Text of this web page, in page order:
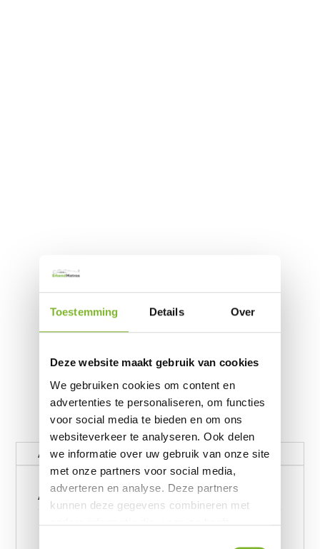
Toestemming Details Over
Deze website maakt gebruik van cookies
We gebruiken cookies om content en
advertenties te personaliseren, om functies
voor social media te bieden en om ons
websiteverkeer te analyseren. Ook delen
we informatie over uw gebruik van onze site
met onze partners voor social media,
adverteren en analyse. Deze partners
kunnen deze gegevens combineren met
Aanvullende informatie
Aanvullende informatie